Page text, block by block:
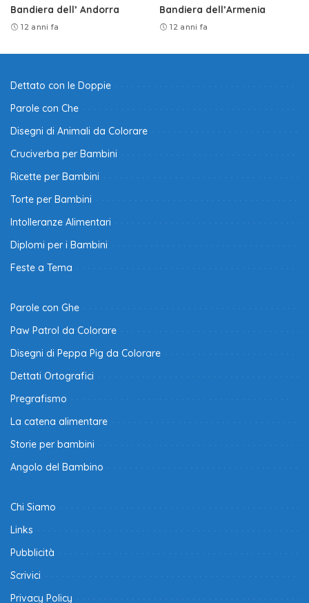
Bandiera dell’ Andorra
12 anni fa
Bandiera dell’Armenia
12 anni fa
Dettato con le Doppie
Parole con Che
Disegni di Animali da Colorare
Cruciverba per Bambini
Ricette per Bambini
Torte per Bambini
Intolleranze Alimentari
Diplomi per i Bambini
Feste a Tema
Parole con Ghe
Paw Patrol da Colorare
Disegni di Peppa Pig da Colorare
Dettati Ortografici
Pregrafismo
La catena alimentare
Storie per bambini
Angolo del Bambino
Chi Siamo
Links
Pubblicità
Scrivici
Privacy Policy